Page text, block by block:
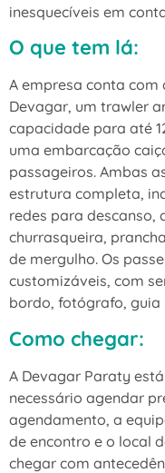
inesquecíveis em
O que tem lá:
A empresa conta com
Devagar, um trawler
capacidade para até
uma embarcação
passageiros. Ambas
estrutura completa,
redes para descanso,
churrasqueira,
de mergulho. Os
customizáveis, com
bordo, fotógrafo, guia
Como chegar:
A Devagar Paraty
necessário agendar
agendamento, a
de encontro e o local
chegar com